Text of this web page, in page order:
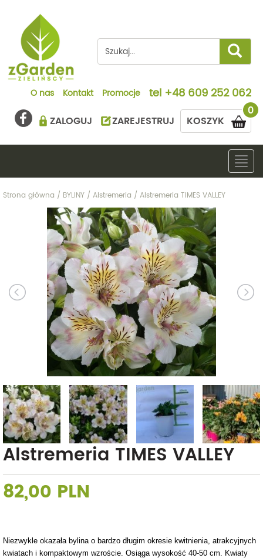
O nas Kontakt Promocje tel +48 609 252 062
0
KOSZYK
ZALOGUJ ZAREJESTRUJ
Strona główna / BYLINY / Alstremeria / Alstremeria TIMES VALLEY
Alstremeria TIMES VALLEY
82,00 PLN
Niezwykle okazała bylina o bardzo długim okresie kwitnienia, atrakcyjnych
kwiatach i kompaktowym wzroście. Osiąga wysokość 40-50 cm. Kwiaty